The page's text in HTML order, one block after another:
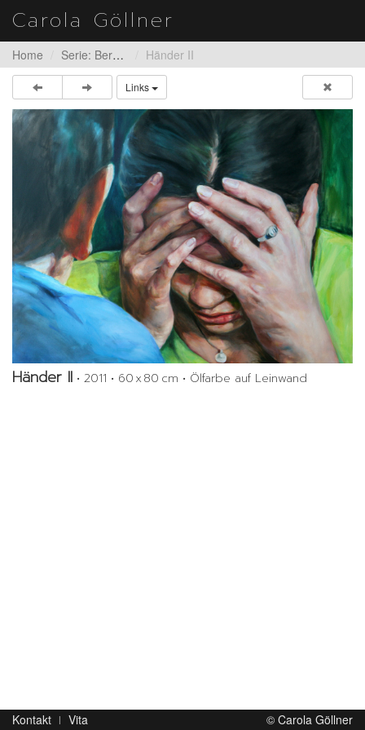
Carola Göllner
Home Serie: Bergman Händer II
Links
Händer II • 2011 • 60 x 80 cm • Ölfarbe auf Leinwand
Kontakt Vita © Carola Göllner